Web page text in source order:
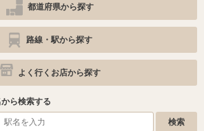
都道府県から探す
路線・駅から探す
よく行くお店から探す
ら検索する